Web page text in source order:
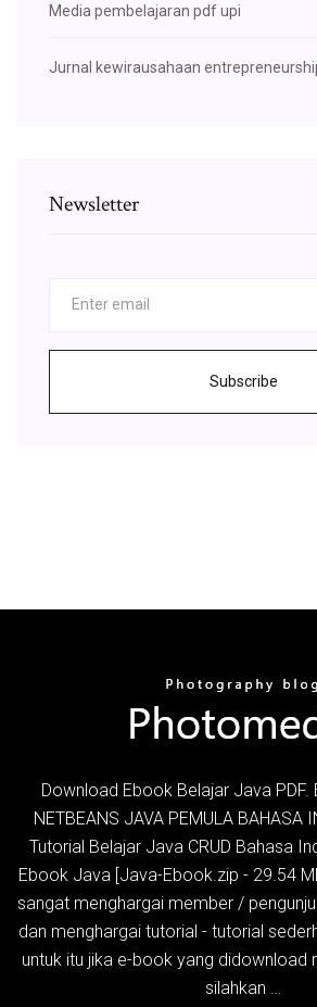
Media pembelajaran pdf upi
Jurnal kewirausahaan
Newsletter
Subscribe
Download Ebook Belajar Java PDF.
NETBEANS JAVA PEMULA BAHASA
Tutorial Belajar Java CRUD Bahasa
Ebook Java [Java-Ebook.zip - 29.54
sangat menghargai member /
dan menghargai tutorial - tutorial
untuk itu jika e-book yang didownload
silahkan …